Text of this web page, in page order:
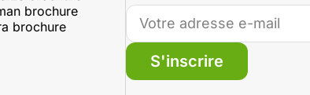
brochure
brochure
S'inscrire